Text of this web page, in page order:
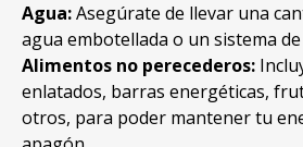
Agua:Asegúrate de llevar una
agua embotellada o un sistema
Alimentos no perecederos:
enlatados, barras energéticas,
otros, para poder mantener tu